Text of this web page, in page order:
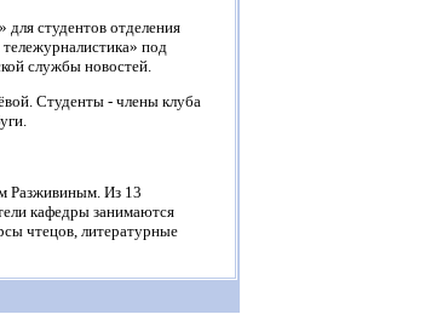
для студентов отделения
под
службы новостей.
Студенты - члены клуба
Разживиным. Из 13
кафедры занимаются
чтецов, литературные